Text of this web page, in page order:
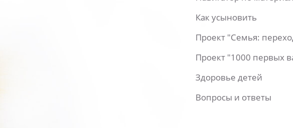
Как усыновить
Проект "Семья:
Проект "1000 первых
Здоровье детей
Вопросы и ответы